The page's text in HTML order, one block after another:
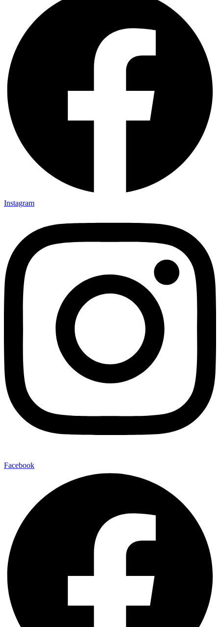
Instagram
Facebook